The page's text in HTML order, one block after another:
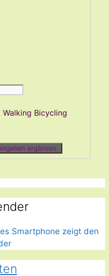
Walking Bicycling
ergänzen.